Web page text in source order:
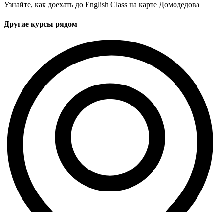
Узнайте, как доехать до English Class на карте Домодедова
Другие курсы рядом